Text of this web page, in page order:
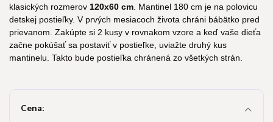
klasických rozmerov 120x60 cm. Mantinel 180 cm je na polovicu
detskej postieľky. V prvých mesiacoch života chráni bábätko pred
prievanom. Zakúpte si 2 kusy v rovnakom vzore a keď vaše dieťa
začne pokúšať sa postaviť v postieľke, uviažte druhý kus
mantinelu. Takto bude postieľka chránená zo všetkých strán.
Cena: